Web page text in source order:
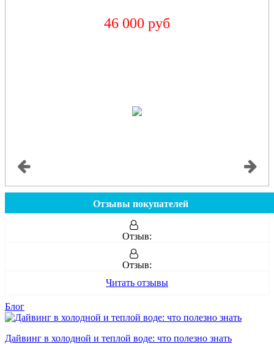
46 000 руб
Отзывы покупателей
Отзыв:
Отзыв:
Читать отзывы
Блог
Дайвинг в холодной и теплой воде: что полезно знать